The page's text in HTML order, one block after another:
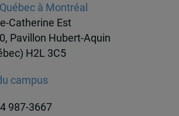
à Montréal
Catherine Est
Pavillon Hubert-Aquin
H2L 3C5
campus
987-3667